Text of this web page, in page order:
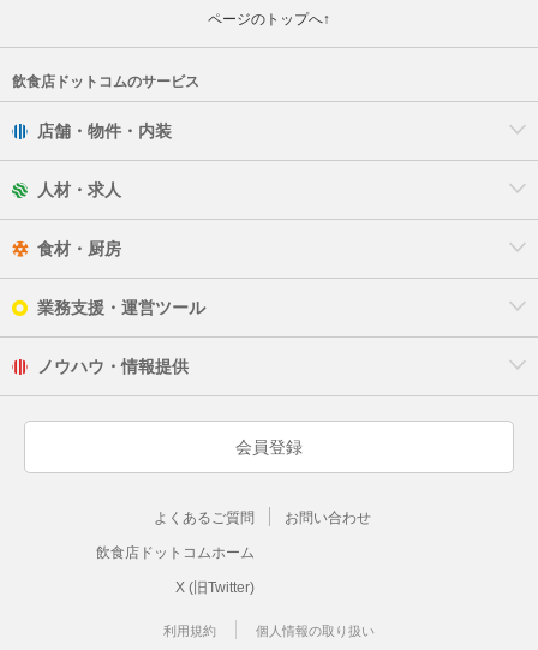
ページのトップへ↑
飲食店ドットコムのサービス
店舗・物件・内装
人材・求人
食材・厨房
業務支援・運営ツール
ノウハウ・情報提供
会員登録
よくあるご質問 お問い合わせ
飲食店ドットコムホーム
X (旧Twitter)
利用規約 個人情報の取り扱い